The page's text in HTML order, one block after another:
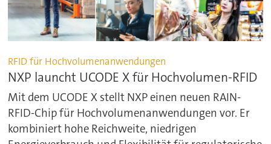
RFID für Hochvolumenanwendungen
NXP launcht UCODE X für Hochvolumen-RFID
Mit dem UCODE X stellt NXP einen neuen RAIN-
RFID-Chip für Hochvolumenanwendungen vor. Er
kombiniert hohe Reichweite, niedrigen